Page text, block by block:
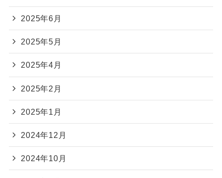
2025年6月
2025年5月
2025年4月
2025年2月
2025年1月
2024年12月
2024年10月